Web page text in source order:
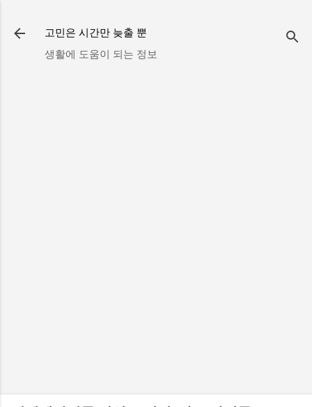
고민은 시간만 늦출 뿐
생활에 도움이 되는 정보